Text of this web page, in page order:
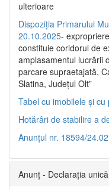
ulterioare
Dispoziția Primarului
20.10.2025-
constituie coridorul de
amplasamentul lucrării
parcare supraetajată,
Slatina, Județul Olt”
Tabel cu imobilele și cu
Hotărâri de stabilire a
Anunțul nr. 18594/
Anunț - Declarația